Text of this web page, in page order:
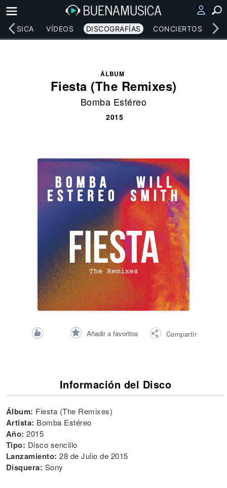
MÚSICA VÍDEOS DISCOGRAFÍAS CONCIERTOS
ÁLBUM
Fiesta (The Remixes)
Bomba Estéreo
2015
Añadir a favoritos Compartir
Información del Disco
Álbum: Fiesta (The Remixes)
Artista: Bomba Estéreo
Año: 2015
Tipo: Disco sencillo
Lanzamiento: 28 de Julio de 2015
Disquera: Sony